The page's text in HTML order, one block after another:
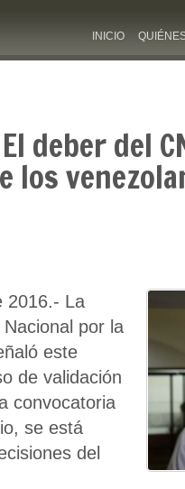
INICIO
deber del
los
2016.- La
por la
este
de validación
convocatoria
se está
del